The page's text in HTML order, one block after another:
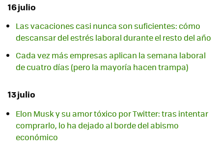
16 julio
Las vacaciones casi nunca son suficientes: cómo
descansar del estrés laboral durante el resto del año
Cada vez más empresas aplican la semana laboral
de cuatro días (pero la mayoría hacen trampa)
13 julio
Elon Musk y su amor tóxico por Twitter: tras intentar
comprarlo, lo ha dejado al borde del abismo
económico